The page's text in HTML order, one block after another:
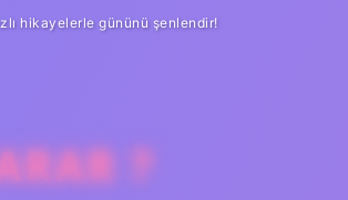
hikayelerle gününü şenlendir!
?